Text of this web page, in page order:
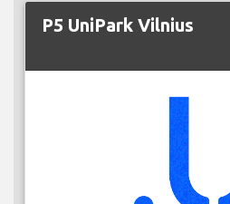
P5 UniPark Vilnius